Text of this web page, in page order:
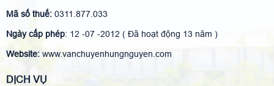
ngày.
Mã số thuế: 0311.877.033
Ngày cấp phép: 12 -07 -2012 ( Đã hoạt động 13 năm )
Website: www.vanchuyenhungnguyen.com
DỊCH VỤ